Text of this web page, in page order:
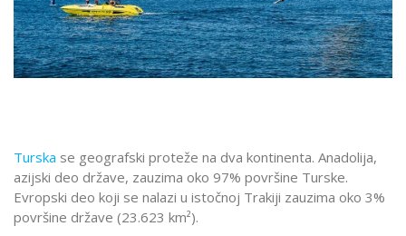
Turska se geografski proteže na dva kontinenta. Anadolija,
azijski deo države, zauzima oko 97% površine Turske.
Evropski deo koji se nalazi u istočnoj Trakiji zauzima oko 3%
površine države (23.623 km²).